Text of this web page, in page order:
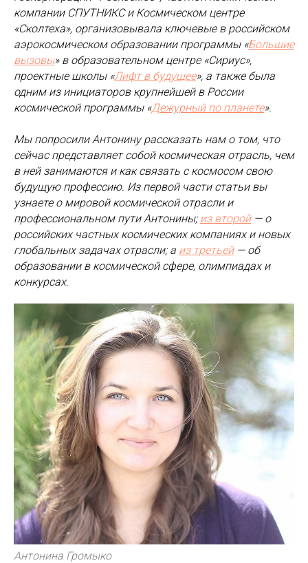
компании СПУТНИКС и Космическом центре
«Сколтеха», организовывала ключевые в российском
аэрокосмическом образовании программы «Большие
вызовы» в образовательном центре «Сириус»,
проектные школы «Лифт в будущее», а также была
одним из инициаторов крупнейшей в России
космической программы «Дежурный по планете».
Мы попросили Антонину рассказать нам о том, что
сейчас представляет собой космическая отрасль, чем
в ней занимаются и как связать с космосом свою
будущую профессию. Из первой части статьи вы
узнаете о мировой космической отрасли и
профессиональном пути Антонины; из второй— о
российских частных космических компаниях и новых
глобальных задачах отрасли; а из третьей— об
образовании в космической сфере, олимпиадах и
конкурсах.
Антонина Громыко